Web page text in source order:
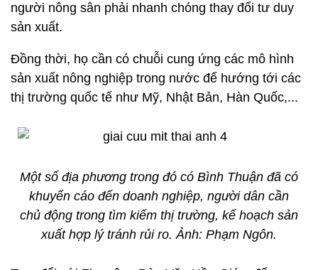
người nông sân phải nhanh chóng thay đổi tư duy
sản xuất.
Đồng thời, họ cần có chuỗi cung ứng các mô hình
sản xuất nông nghiệp trong nước để hướng tới các
thị trường quốc tế như Mỹ, Nhật Bản, Hàn Quốc,...
Một số địa phương trong đó có Bình Thuận đã có
khuyến cáo đến doanh nghiệp, người dân cần
chủ động trong tìm kiếm thị trường, kế hoạch sản
xuất hợp lý tránh rủi ro. Ảnh: Phạm Ngôn.